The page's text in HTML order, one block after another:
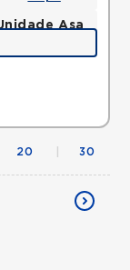
Asa
•Mapa
20 30